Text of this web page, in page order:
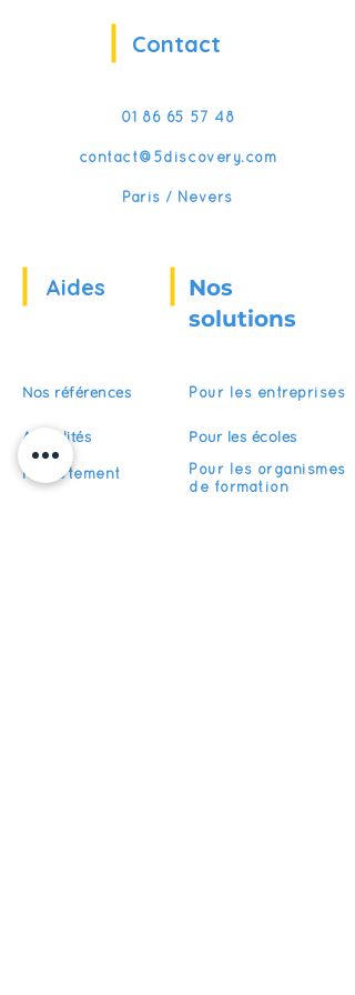
Contact
01 86 65 57 48
contact@5discovery.com
Paris / Nevers
Aides
Nos
solutions
Nos références
Actualités
Recrutement
Pour les entreprises
Pour les écoles
Pour les organismes
de formation